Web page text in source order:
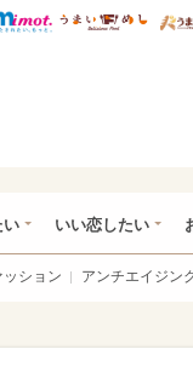
ぴあ総研 ディズニー
mimot. うま
い いい恋したい
ッション アンチエイジン